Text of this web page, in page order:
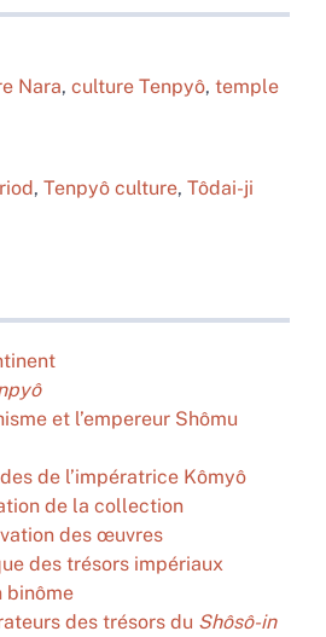
Nara, culture Tenpyô, temple
, Tenpyô culture, Tôdai-ji
et l’empereur Shômu
de l’impératrice Kômyô
de la collection
des œuvres
des trésors impériaux
binôme
des trésors du Shôsô-in